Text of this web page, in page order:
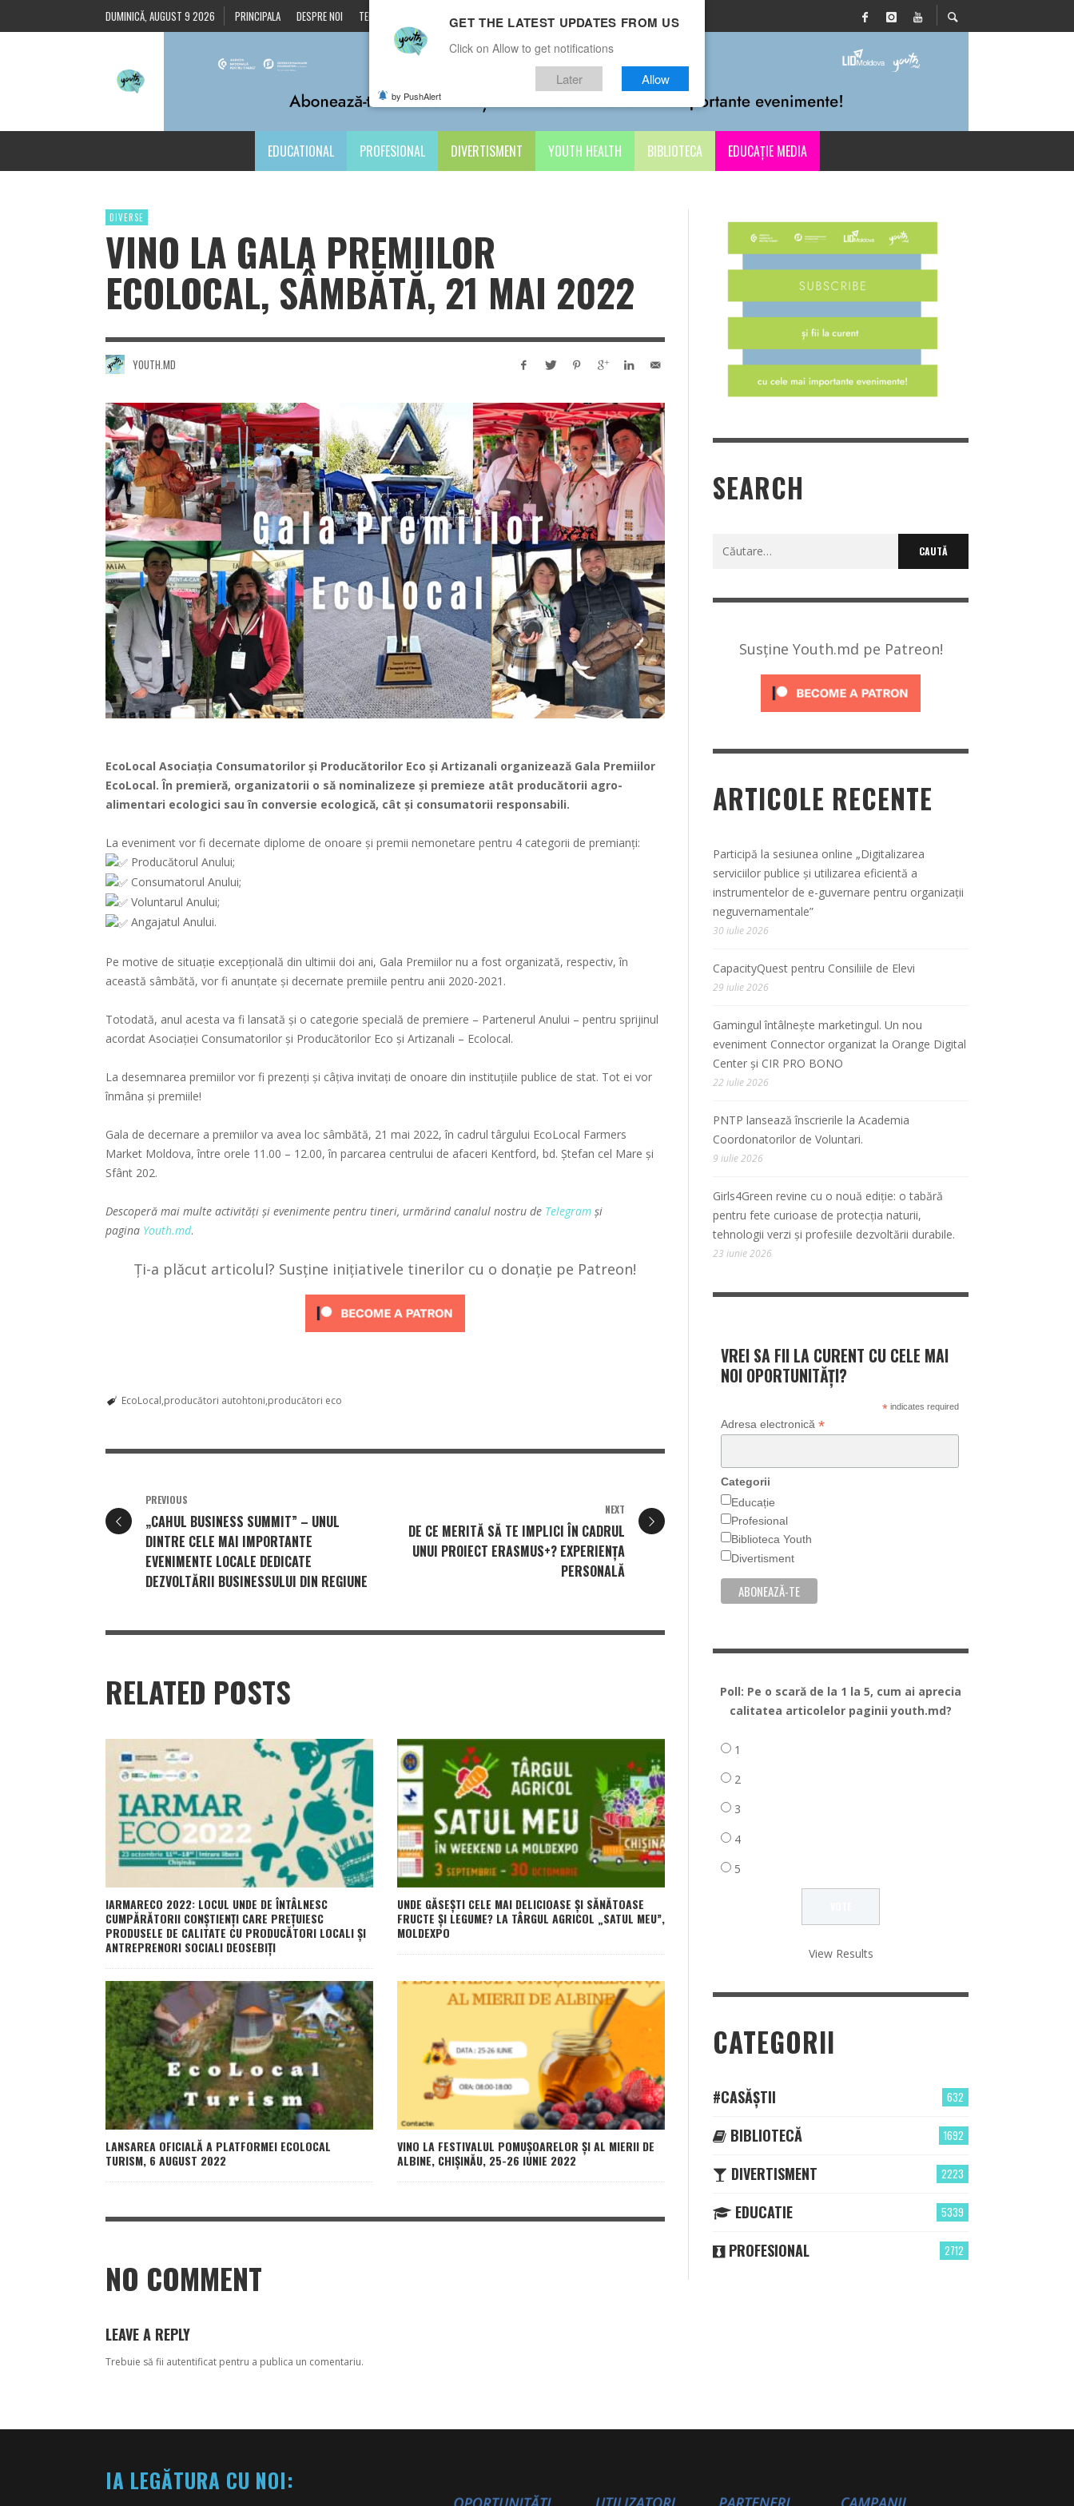
DUMINICĂ, AUGUST 9 2026 PRINCIPALA DESPRE NOI TERMENI ȘI CONDIȚII CONTACTE
EDUCATIONAL PROFESIONAL DIVERTISMENT YOUTH HEALTH BIBLIOTECA EDUCAȚIE MEDIA
DIVERSE
VINO LA GALA PREMIILOR
ECOLOCAL, SÂMBĂTĂ, 21 MAI 2022
YOUTH.MD
EcoLocal Asociația Consumatorilor și Producătorilor Eco și Artizanali organizează Gala Premiilor
EcoLocal. În premieră, organizatorii o să nominalizeze și premieze atât producătorii agro-
alimentari ecologici sau în conversie ecologică, cât și consumatorii responsabili.
La eveniment vor fi decernate diplome de onoare și premii nemonetare pentru 4 categorii de premianți:
Producătorul Anului;
Consumatorul Anului;
Voluntarul Anului;
Angajatul Anului.
Pe motive de situație excepțională din ultimii doi ani, Gala Premiilor nu a fost organizată, respectiv, în
această sâmbătă, vor fi anunțate și decernate premiile pentru anii 2020-2021.
Totodată, anul acesta va fi lansată și o categorie specială de premiere – Partenerul Anului – pentru sprijinul
acordat Asociației Consumatorilor și Producătorilor Eco și Artizanali – Ecolocal.
La desemnarea premiilor vor fi prezenți și câțiva invitați de onoare din instituțiile publice de stat. Tot ei vor
înmâna și premiile!
Gala de decernare a premiilor va avea loc sâmbătă, 21 mai 2022, în cadrul târgului EcoLocal Farmers
Market Moldova, între orele 11.00 – 12.00, în parcarea centrului de afaceri Kentford, bd. Ștefan cel Mare și
Sfânt 202.
Descoperă mai multe activități și evenimente pentru tineri, urmărind canalul nostru de Telegram și
pagina Youth.md.
Ți-a plăcut articolul? Susține inițiativele tinerilor cu o donație pe Patreon!
EcoLocal producători autohtoni producători eco
PREVIOUS
„CAHUL BUSINESS SUMMIT” – UNUL
DINTRE CELE MAI IMPORTANTE
EVENIMENTE LOCALE DEDICATE
DEZVOLTĂRII BUSINESSULUI DIN REGIUNE
NEXT
DE CE MERITĂ SĂ TE IMPLICI ÎN CADRUL
UNUI PROIECT ERASMUS+? EXPERIENȚA
PERSONALĂ
RELATED POSTS
IARMARECO 2022: LOCUL UNDE DE ÎNTÂLNESC
CUMPĂRĂTORII CONŞTIENŢI CARE PREȚUIESC
PRODUSELE DE CALITATE CU PRODUCĂTORI LOCALI ȘI
ANTREPRENORI SOCIALI DEOSEBIȚI
UNDE GĂSEȘTI CELE MAI DELICIOASE ȘI SĂNĂTOASE
FRUCTE ȘI LEGUME? LA TÂRGUL AGRICOL „SATUL MEU”,
MOLDEXPO
LANSAREA OFICIALĂ A PLATFORMEI ECOLOCAL
TURISM, 6 AUGUST 2022
VINO LA FESTIVALUL POMUȘOARELOR ȘI AL MIERII DE
ALBINE, CHIȘINĂU, 25-26 IUNIE 2022
NO COMMENT
LEAVE A REPLY
Trebuie să fii autentificat pentru a publica un comentariu.
SEARCH
Caută
Susține Youth.md pe Patreon!
ARTICOLE RECENTE
Participă la sesiunea online „Digitalizarea
serviciilor publice și utilizarea eficientă a
instrumentelor de e-guvernare pentru organizații
neguvernamentale”
30 iulie 2026
CapacityQuest pentru Consiliile de Elevi
29 iulie 2026
Gamingul întâlnește marketingul. Un nou
eveniment Connector organizat la Orange Digital
Center și CIR PRO BONO
22 iulie 2026
PNTP lansează înscrierile la Academia
Coordonatorilor de Voluntari.
9 iulie 2026
Girls4Green revine cu o nouă ediție: o tabără
pentru fete curioase de protecția naturii,
tehnologii verzi și profesiile dezvoltării durabile.
23 iunie 2026
VREI SA FII LA CURENT CU CELE MAI
NOI OPORTUNITĂȚI?
*indicates required
Adresa electronică *
Categorii
Educație
Profesional
Biblioteca Youth
Divertisment
Poll: Pe o scară de la 1 la 5, cum ai aprecia
calitatea articolelor paginii youth.md?
1
2
3
4
5
View Results
CATEGORII
632
#CASĂȘTII
1692
BIBLIOTECĂ
2223
DIVERTISMENT
5339
EDUCATIE
2712
PROFESIONAL
IA LEGĂTURA CU NOI:
GET THE LATEST UPDATES FROM US
Click on Allow to get notifications
Later Allow
by PushAlert